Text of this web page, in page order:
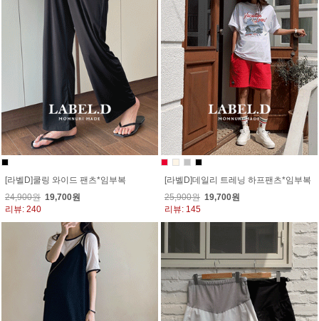
[라벨D]쿨링 와이드 팬츠*임부복
24,900원 19,700원
리뷰: 240
[라벨D]데일리 트레닝 하프팬츠*임부복
25,900원 19,700원
리뷰: 145